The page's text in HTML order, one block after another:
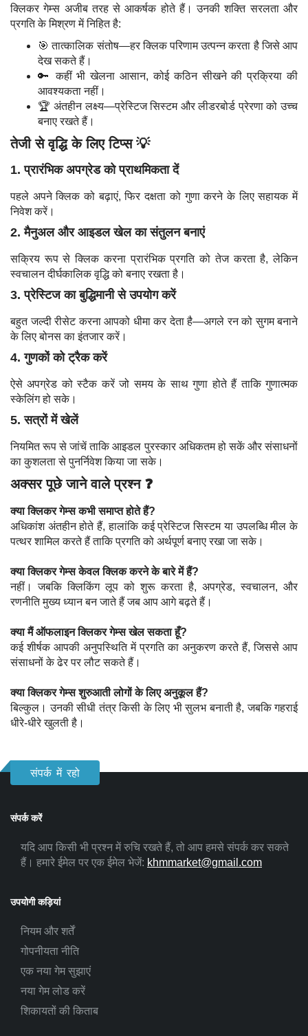
क्लिकर गेम्स अजीब तरह से आकर्षक होते हैं। उनकी शक्ति सरलता और
प्रगति के मिश्रण में निहित है:
🎯 तात्कालिक संतोष—हर क्लिक परिणाम उत्पन्न करता है जिसे आप
देख सकते हैं।
🔑 कहीं भी खेलना आसान, कोई कठिन सीखने की प्रक्रिया की
आवश्यकता नहीं।
🏆 अंतहीन लक्ष्य—प्रेस्टिज सिस्टम और लीडरबोर्ड प्रेरणा को उच्च
बनाए रखते हैं।
तेजी से वृद्धि के लिए टिप्स 💡
1. प्रारंभिक अपग्रेड को प्राथमिकता दें
पहले अपने क्लिक को बढ़ाएं, फिर दक्षता को गुणा करने के लिए सहायक में
निवेश करें।
2. मैनुअल और आइडल खेल का संतुलन बनाएं
सक्रिय रूप से क्लिक करना प्रारंभिक प्रगति को तेज करता है, लेकिन
स्वचालन दीर्घकालिक वृद्धि को बनाए रखता है।
3. प्रेस्टिज का बुद्धिमानी से उपयोग करें
बहुत जल्दी रीसेट करना आपको धीमा कर देता है—अगले रन को सुगम बनाने
के लिए बोनस का इंतजार करें।
4. गुणकों को ट्रैक करें
ऐसे अपग्रेड को स्टैक करें जो समय के साथ गुणा होते हैं ताकि गुणात्मक
स्केलिंग हो सके।
5. सत्रों में खेलें
नियमित रूप से जांचें ताकि आइडल पुरस्कार अधिकतम हो सकें और संसाधनों
का कुशलता से पुनर्निवेश किया जा सके।
अक्सर पूछे जाने वाले प्रश्न ❓
क्या क्लिकर गेम्स कभी समाप्त होते हैं?
अधिकांश अंतहीन होते हैं, हालांकि कई प्रेस्टिज सिस्टम या उपलब्धि मील के
पत्थर शामिल करते हैं ताकि प्रगति को अर्थपूर्ण बनाए रखा जा सके।
क्या क्लिकर गेम्स केवल क्लिक करने के बारे में हैं?
नहीं। जबकि क्लिकिंग लूप को शुरू करता है, अपग्रेड, स्वचालन, और
रणनीति मुख्य ध्यान बन जाते हैं जब आप आगे बढ़ते हैं।
क्या मैं ऑफलाइन क्लिकर गेम्स खेल सकता हूँ?
कई शीर्षक आपकी अनुपस्थिति में प्रगति का अनुकरण करते हैं, जिससे आप
संसाधनों के ढेर पर लौट सकते हैं।
क्या क्लिकर गेम्स शुरुआती लोगों के लिए अनुकूल हैं?
बिल्कुल। उनकी सीधी तंत्र किसी के लिए भी सुलभ बनाती है, जबकि गहराई
धीरे-धीरे खुलती है।
संपर्क में रहो
संपर्क करें
यदि आप किसी भी प्रश्न में रुचि रखते हैं, तो आप हमसे संपर्क कर सकते
हैं। हमारे ईमेल पर एक ईमेल भेजें: khmmarket@gmail.com
उपयोगी कड़ियां
नियम और शर्तें
गोपनीयता नीति
एक नया गेम सुझाएं
नया गेम लोड करें
शिकायतों की किताब